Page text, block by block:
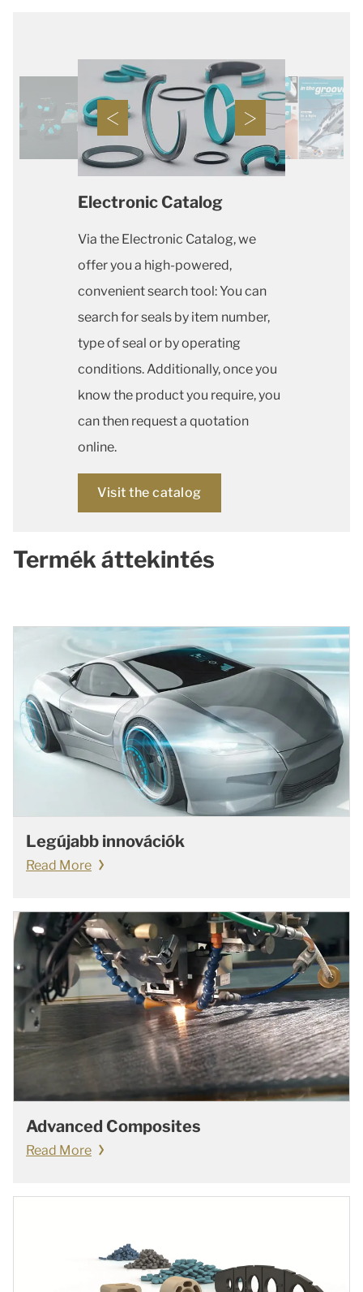
Electronic Catalog
Via the Electronic Catalog, we
offer you a high-powered,
convenient search tool: You can
search for seals by item number,
type of seal or by operating
conditions. Additionally, once you
know the product you require, you
can then request a quotation
online.
Visit the catalog
Termék áttekintés
Legújabb innovációk
Read More
Advanced Composites
Read More